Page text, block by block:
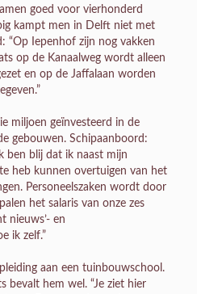
goed voor vierhonderd
kampt men in Delft niet met
“Op Iepenhof zijn nog vakken
op de Kanaalweg wordt alleen
en op de Jaffalaan worden
miljoen geïnvesteerd in de
gebouwen. Schipaanboord:
ben blij dat ik naast mijn
heb kunnen overtuigen van het
Personeelszaken wordt door
het salaris van onze zes
nieuws’- en
ik zelf.”
aan een tuinbouwschool.
bevalt hem wel. “Je ziet hier